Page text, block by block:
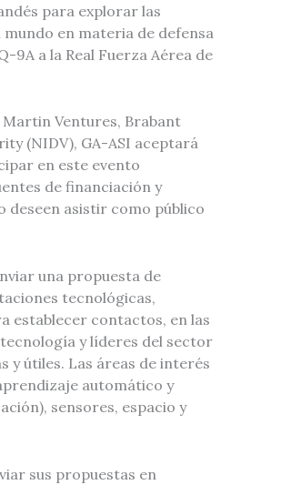
para explorar las
en materia de defensa
9A a la Real Fuerza Aérea de
Ventures, Brabant
(NIDV), GA-ASI aceptará
en este evento
de financiación y
deseen asistir como público
una propuesta de
tecnológicas,
establecer contactos, en las
y líderes del sector
y útiles. Las áreas de interés
automático y
sensores, espacio y
sus propuestas en